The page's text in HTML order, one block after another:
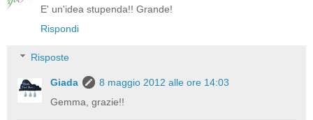
E' un'idea stupenda!! Grande!
Rispondi
Risposte
Giada
8 maggio 2012 alle ore 14:03
Gemma, grazie!!